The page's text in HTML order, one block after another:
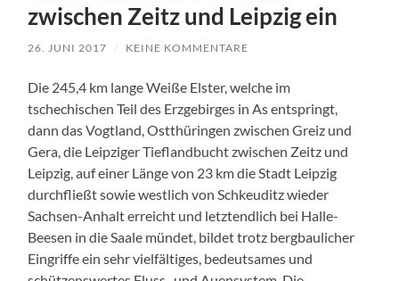
zwischen Zeitz und Leipzig ein
26. JUNI 2017 / KEINE KOMMENTARE
Die 245,4 km lange Weiße Elster, welche im
tschechischen Teil des Erzgebirges in As entspringt,
dann das Vogtland, Ostthüringen zwischen Greiz und
Gera, die Leipziger Tieflandbucht zwischen Zeitz und
Leipzig, auf einer Länge von 23 km die Stadt Leipzig
durchfließt sowie westlich von Schkeuditz wieder
Sachsen-Anhalt erreicht und letztendlich bei Halle-
Beesen in die Saale mündet, bildet trotz bergbaulicher
Eingriffe ein sehr vielfältiges, bedeutsames und